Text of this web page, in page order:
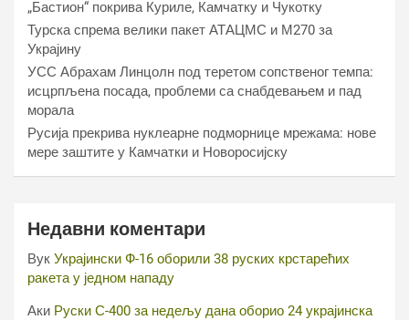
„Бастион“ покрива Куриле, Камчатку и Чукотку
Турска спрема велики пакет АТАЦМС и М270 за
Украјину
УСС Абрахам Линцолн под теретом сопственог темпа:
исцрпљена посада, проблеми са снабдевањем и пад
морала
Русија прекрива нуклеарне подморнице мрежама: нове
мере заштите у Камчатки и Новоросијску
Недавни коментари
Вук Украјински Ф-16 оборили 38 руских крстарећих
ракета у једном нападу
Аки Руски С-400 за недељу дана оборио 24 украјинска